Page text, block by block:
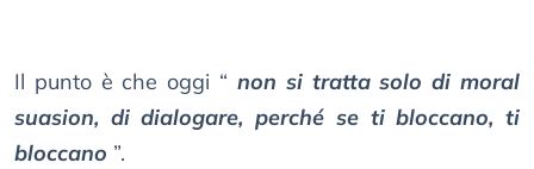
Il punto è che oggi “ non si tratta solo di moral
suasion, di dialogare, perché se ti bloccano, ti
bloccano ”.